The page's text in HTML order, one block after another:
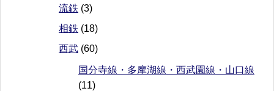
流鉄 (3)
相鉄 (18)
西武 (60)
国分寺線・多摩湖線・西武園線・山口線
(11)